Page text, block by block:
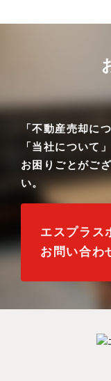
「不動産売却に
「当社について
お困りごとがご
い。
エスプラス
お問い合わ